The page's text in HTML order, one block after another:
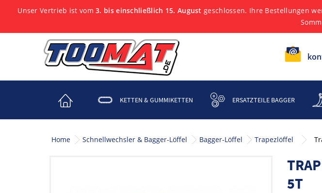
Unser Vertrieb ist vom3. bis einschließlich 15. August geschlossen. Ihre Bestellungen
KETTEN & GUMMIKETTEN ERSATZTEILE BAGGER
Home Schnellwechsler & Bagger-Löffel Bagger-Löffel Trapezlöffel
5T